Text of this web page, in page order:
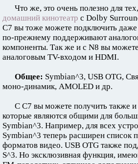
Что же, это очень полезно для
домашний кинотеатр с Dolby
C7 вы тоже можете подключить даже
по-прежнему поддерживают
компоненты. Так же и с N8 вы
аналоговым TV-входом и HDMI.
Общее: Symbian^3, USB OTG,
моно-динамик, AMOLED и др.
С C7 вы можете получить также
которые являются общими для
Symbian^3. Например, для всех
Symbian^3 теперь расширен список
форматов видео. USB OTG также
S^3. Но эксклюзивная функция,